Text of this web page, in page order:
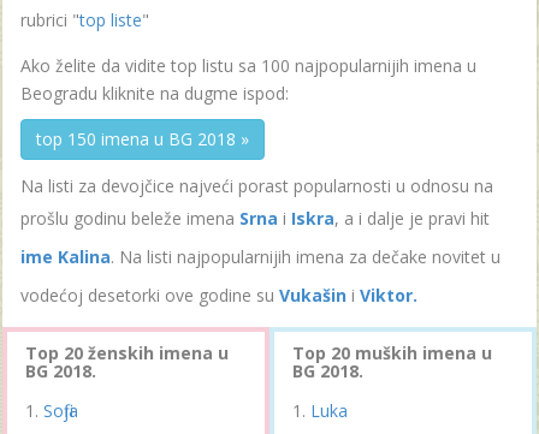
rubrici "top liste"
Ako želite da vidite top listu sa 100 najpopularnijih imena u
Beogradu kliknite na dugme ispod:
top 150 imena u BG 2018 »
Na listi za devojčice najveći porast popularnosti u odnosu na
prošlu godinu beleže imena Srna i Iskra, a i dalje je pravi hit
ime Kalina. Na listi najpopularnijih imena za dečake novitet u
vodećoj desetorki ove godine su Vukašin i Viktor.
Top 20 ženskih imena u
BG 2018.
Sofija
Top 20 muških imena u
BG 2018.
Luka